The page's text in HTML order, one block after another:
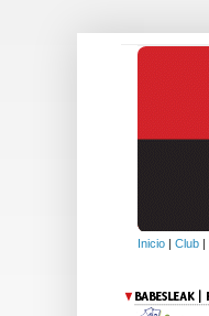
Inicio | Club |